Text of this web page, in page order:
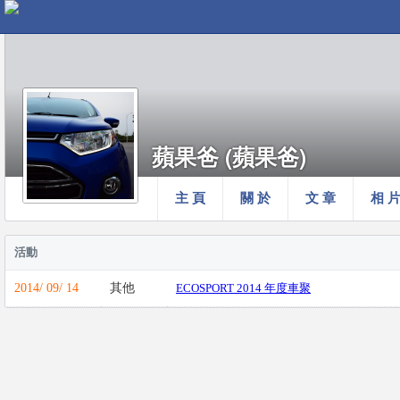
主 頁 關 於 文 章 相 片
蘋果爸 (蘋果爸)
活動
2014/ 09/ 14 其他 ECOSPORT 2014 年度車聚